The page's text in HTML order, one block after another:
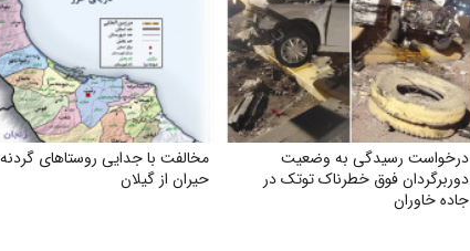
درخواست رسیدگی به وضعیت
دوربرگردان فوق‌ خطرناک توتک در
جاده خاوران
مخالفت با جدایی روستاهای گردنه
حیران از گیلان